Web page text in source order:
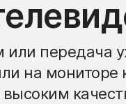
передача
на